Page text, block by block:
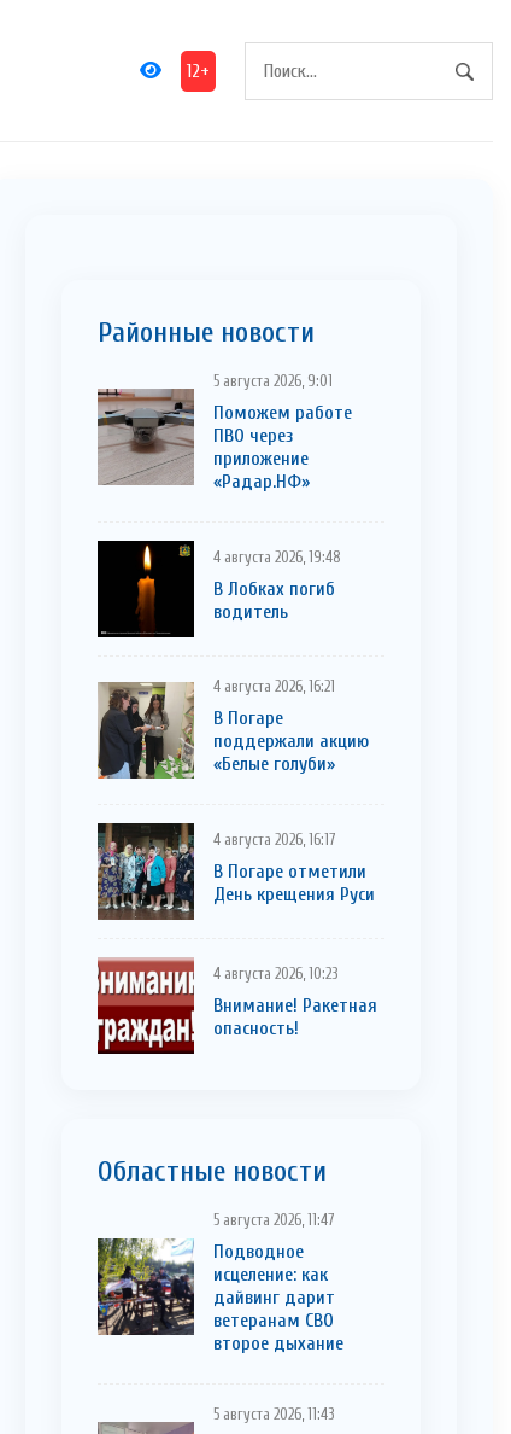
12+
Районные новости
5 августа 2026, 9:01
Поможем работе
ПВО через
приложение
«Радар.НФ»
4 августа 2026, 19:48
В Лобках погиб
водитель
4 августа 2026, 16:21
В Погаре
поддержали акцию
«Белые голуби»
4 августа 2026, 16:17
В Погаре отметили
День крещения Руси
4 августа 2026, 10:23
Внимание! Ракетная
опасность!
Областные новости
5 августа 2026, 11:47
Подводное
исцеление: как
дайвинг дарит
ветеранам СВО
второе дыхание
5 августа 2026, 11:43